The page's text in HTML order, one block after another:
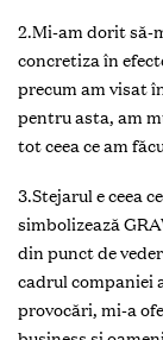
2.Mi-am dorit să-
concretiza în
precum am visat
pentru asta, am
tot ceea ce am
3.Stejarul e ceea
simbolizează
din punct de
cadrul companiei
provocări, mi-a